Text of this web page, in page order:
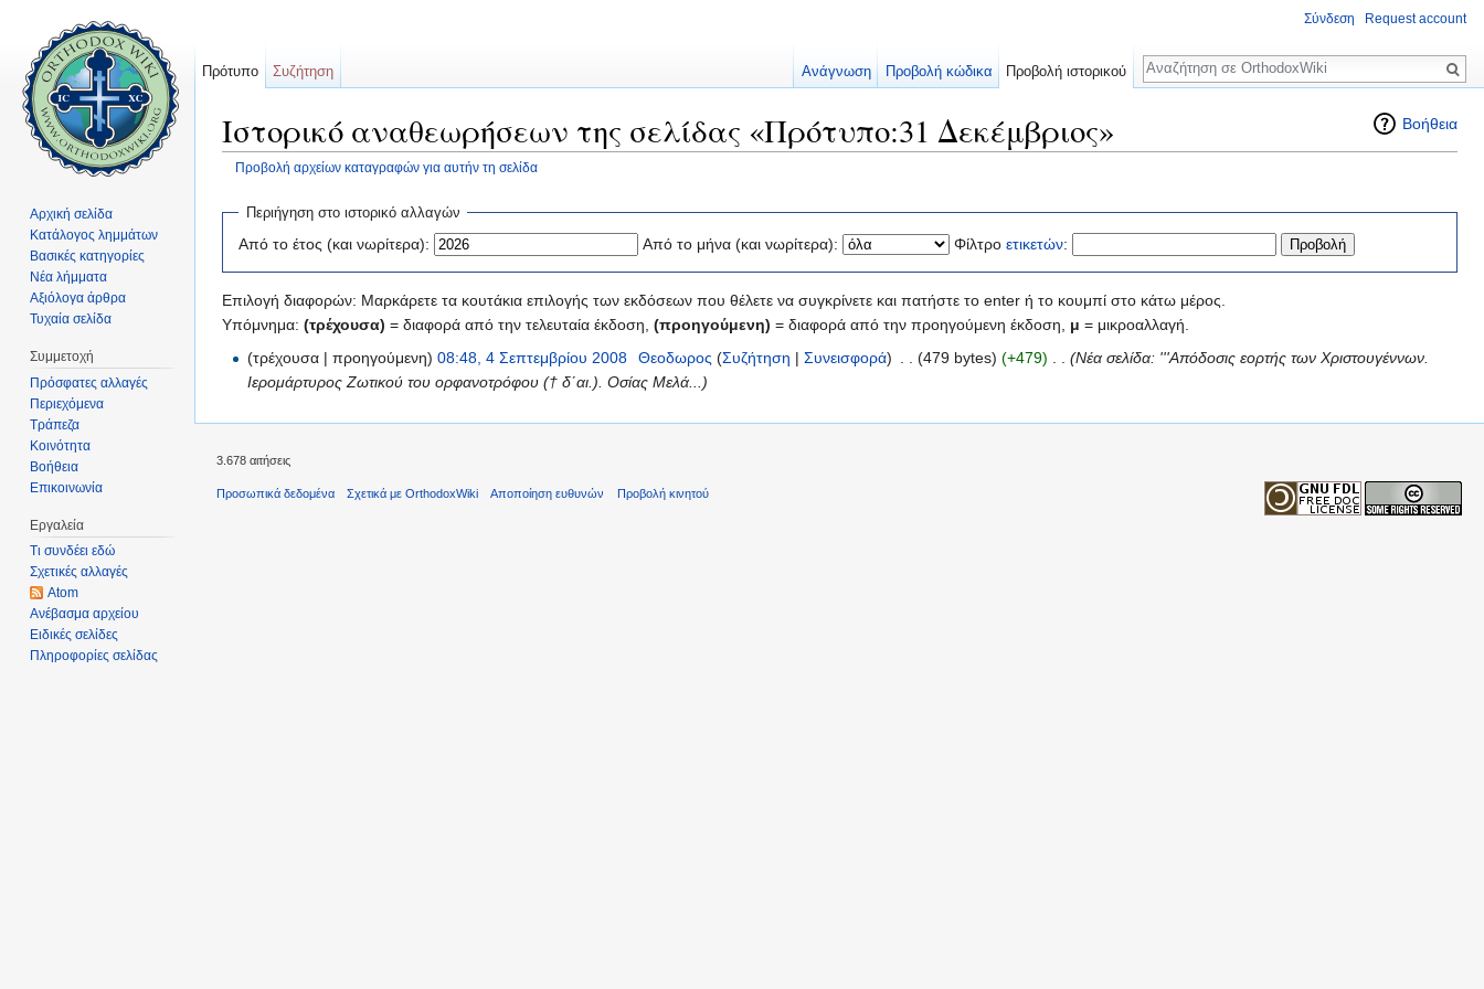
Βοήθεια
Ιστορικό αναθεωρήσεων της σελίδας «Πρότυπο:31 Δεκέμβριος»
Προβολή αρχείων καταγραφών για αυτήν τη σελίδα
Περιήγηση στο ιστορικό αλλαγών
Από το έτος (και νωρίτερα): Από το μήνα (και νωρίτερα): Φίλτρο ετικετών:
Επιλογή διαφορών: Μαρκάρετε τα κουτάκια επιλογής των εκδόσεων που θέλετε να συγκρίνετε και πατήστε το enter ή το κουμπί στο κάτω μέρος.
Υπόμνημα: (τρέχουσα) = διαφορά από την τελευταία έκδοση, (προηγούμενη) = διαφορά από την προηγούμενη έκδοση, μ = μικροαλλαγή.
(τρέχουσα | προηγούμενη) 08:48, 4 Σεπτεμβρίου 2008 Θεοδωρος (Συζήτηση | Συνεισφορά) (479 bytes) (+479)
(Νέα σελίδα: '''Απόδοσις εορτής των Χριστουγέννων.
Ιερομάρτυρος Ζωτικού του ορφανοτρόφου († δ΄αι.). Οσίας Μελά...)
Σύνδεση Request account
Πρότυπο Συζήτηση Ανάγνωση Προβολή κώδικα Προβολή ιστορικού
Αναζήτηση
Αρχική σελίδα
Κατάλογος λημμάτων
Βασικές κατηγορίες
Νέα λήμματα
Αξιόλογα άρθρα
Τυχαία σελίδα
Συμμετοχή
Πρόσφατες αλλαγές
Περιεχόμενα
Τράπεζα
Κοινότητα
Βοήθεια
Επικοινωνία
Εργαλεία
Τι συνδέει εδώ
Σχετικές αλλαγές
Atom
Ανέβασμα αρχείου
Ειδικές σελίδες
Πληροφορίες σελίδας
3.678 αιτήσεις
Προσωπικά δεδομένα Σχετικά με OrthodoxWiki Αποποίηση ευθυνών Προβολή κινητού